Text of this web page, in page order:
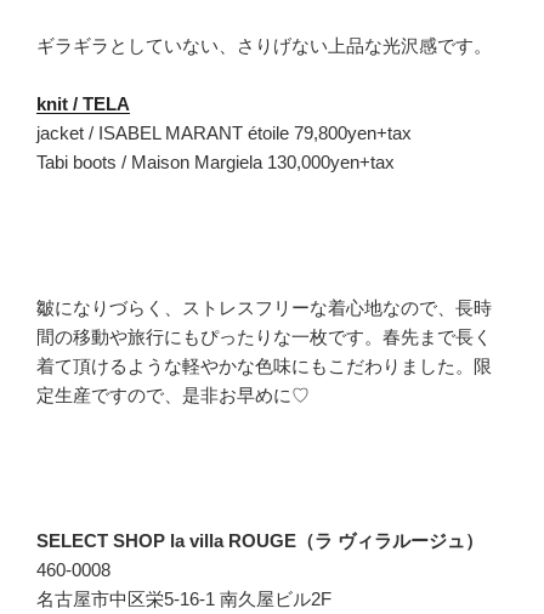
ギラギラとしていない、さりげない上品な光沢感です。
knit / TELA
jacket / ISABEL MARANT étoile 79,800yen+tax
Tabi boots / Maison Margiela 130,000yen+tax
皺になりづらく、ストレスフリーな着心地なので、長時
間の移動や旅行にもぴったりな一枚です。春先まで長く
着て頂けるような軽やかな色味にもこだわりました。限
定生産ですので、是非お早めに♡
SELECT SHOP la villa ROUGE（ラ ヴィラルージュ）
460-0008
名古屋市中区栄5-16-1 南久屋ビル2F